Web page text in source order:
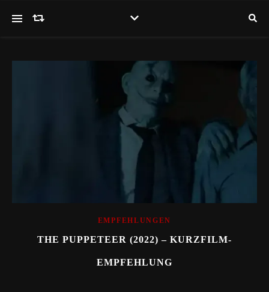
EMPFEHLUNGEN
THE PUPPETEER (2022) – KURZFILM-
EMPFEHLUNG